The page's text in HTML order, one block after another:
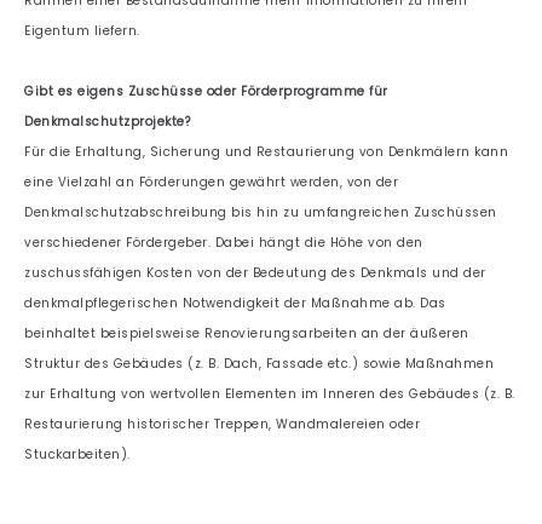
Eigentum liefern.
Gibt es eigens Zuschüsse oder Förderprogramme für
Denkmalschutzprojekte?
Für die Erhaltung, Sicherung und Restaurierung von Denkmälern kann
eine Vielzahl an Förderungen gewährt werden, von der
Denkmalschutzabschreibung bis hin zu umfangreichen Zuschüssen
verschiedener Fördergeber. Dabei hängt die Höhe von den
zuschussfähigen Kosten von der Bedeutung des Denkmals und der
denkmalpflegerischen Notwendigkeit der Maßnahme ab. Das
beinhaltet beispielsweise Renovierungsarbeiten an der äußeren
Struktur des Gebäudes (z. B. Dach, Fassade etc.) sowie Maßnahmen
zur Erhaltung von wertvollen Elementen im Inneren des Gebäudes (z. B.
Restaurierung historischer Treppen, Wandmalereien oder
Stuckarbeiten).